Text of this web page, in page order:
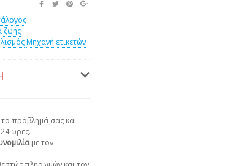
ζωής
Μηχανή ετικετών
το πρόβλημά σας και
ώρες.
με τον